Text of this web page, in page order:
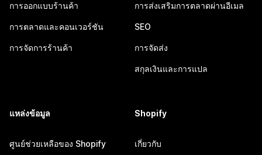
การออกแบบร้านค้า
การตลาดและคอนเวอร์ชัน
การจัดการร้านค้า
การส่งเสริมการตลาดผ่านอีเมล
SEO
การจัดส่ง
สกุลเงินและการแปล
แหล่งข้อมูล
ศูนย์ช่วยเหลือของ Shopify
Shopify
เกี่ยวกับ